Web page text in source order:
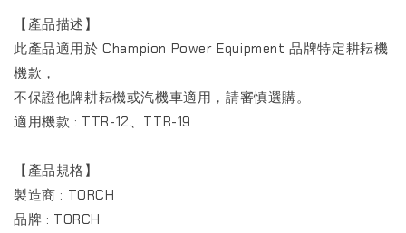
【產品描述】
此產品適用於 Champion Power Equipment 品牌特定耕耘機
機款，
不保證他牌耕耘機或汽機車適用，請審慎選購。
適用機款 : TTR-12、TTR-19
【產品規格】
製造商‎ : TORCH
品牌 : ‎TORCH